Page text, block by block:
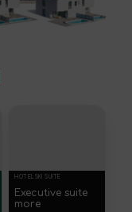
HOTELSKI SUITE
Executive suite
more